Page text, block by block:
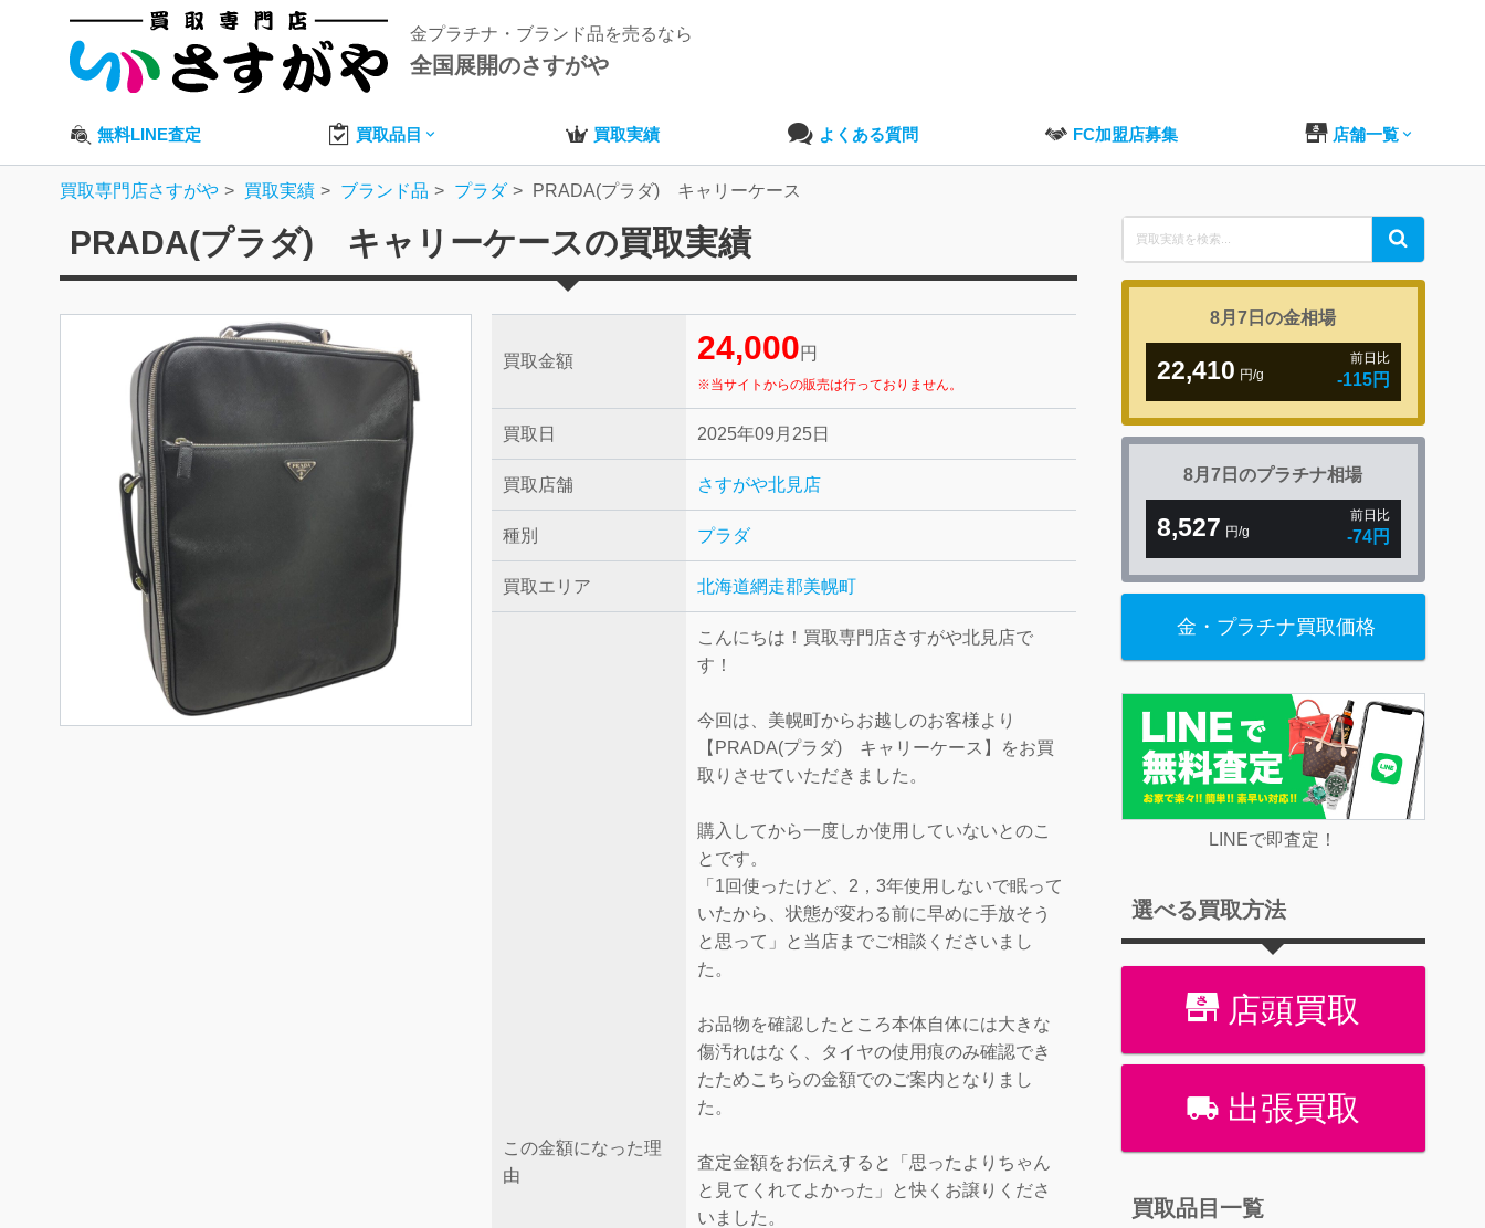
金プラチナ・ブランド品を売るなら
全国展開のさすがや
無料LINE査定 買取品目 買取実績 よくある質問 FC加盟店募集 店舗一覧
買取専門店さすがや 買取実績 ブランド品 プラダ PRADA(プラダ) キャリーケース
PRADA(プラダ) キャリーケースの買取実績
買取金額 24,000 円
※当サイトからの販売は行っておりません。
買取日 2025年09月25日
買取店舗 さすがや北見店
種別 プラダ
買取エリア 北海道網走郡美幌町
この金額になった理
由
こんにちは！買取専門店さすがや北見店で
す！
今回は、美幌町からお越しのお客様より
【PRADA(プラダ) キャリーケース】をお買
取りさせていただきました。
購入してから一度しか使用していないとのこ
とです。
「1回使ったけど、2，3年使用しないで眠って
いたから、状態が変わる前に早めに手放そう
と思って」と当店までご相談くださいまし
た。
お品物を確認したところ本体自体には大きな
傷汚れはなく、タイヤの使用痕のみ確認でき
たためこちらの金額でのご案内となりまし
た。
査定金額をお伝えすると「思ったよりちゃん
と見てくれてよかった」と快くお譲りくださ
いました。
Search
for:
Search
8月7日の金相場
22,410 円/g
前日比
-115円
8月7日のプラチナ相場
8,527 円/g
前日比
-74円
金・プラチナ買取価格
LINEで即査定！
選べる買取方法
店頭買取
出張買取
買取品目一覧